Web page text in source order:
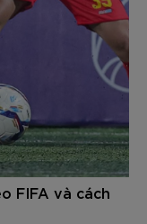
FIFA và cách